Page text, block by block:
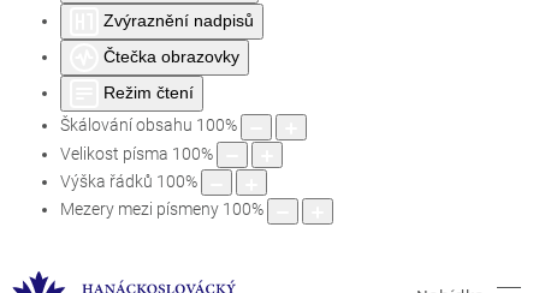
Zvýraznění nadpisů
Čtečka obrazovky
Režim čtení
Škálování obsahu 100%
Velikost písma 100%
Výška řádků 100%
Mezery mezi písmeny 100%